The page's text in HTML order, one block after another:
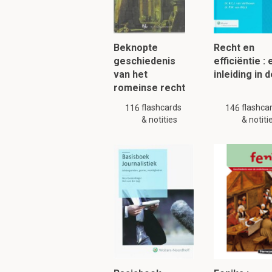
In welk jaartal
In de zestiende eeuw.
en Zuid-Amerika. Dit
Om verder
Beknopte
geschiedenis
van het
romeinse recht
116 flashcards
& notities
Recht en
efficiëntie :
inleiding in
146
&